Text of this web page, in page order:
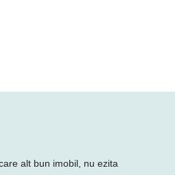
alt bun imobil, nu ezita